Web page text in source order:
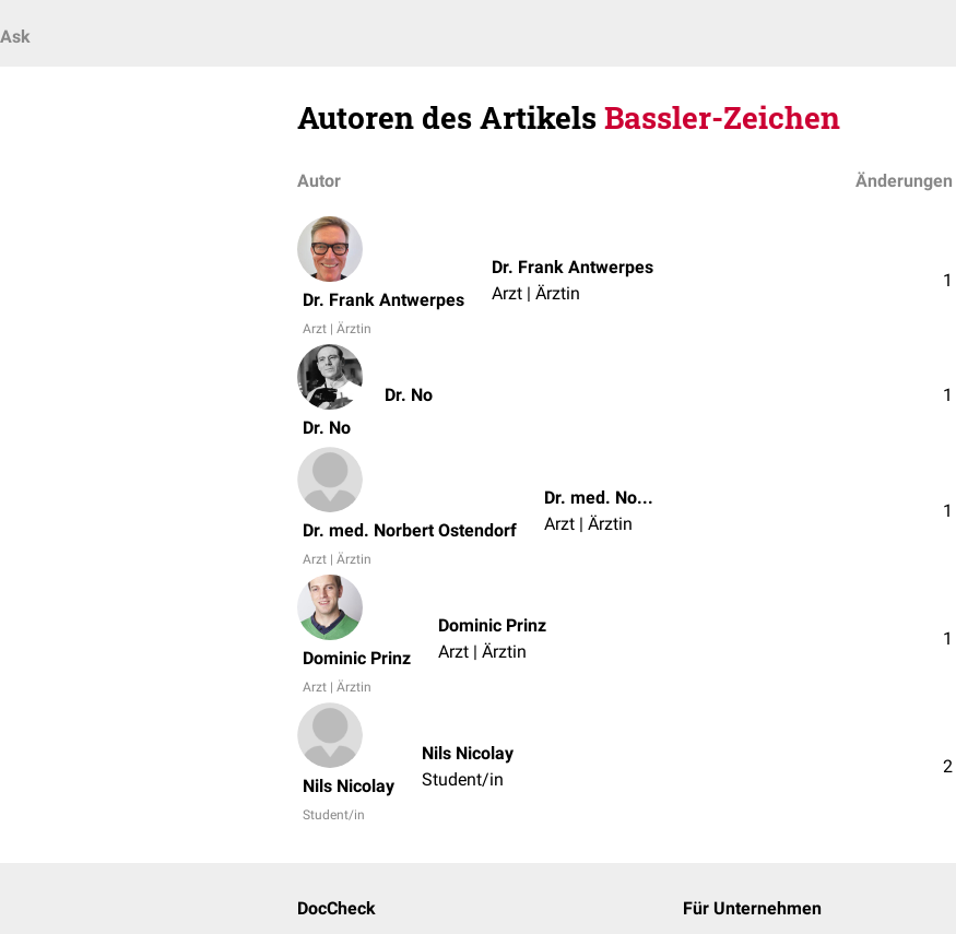
Ask
Autoren des ArtikelsBassler-Zeichen
Autor Änderungen
Dr. Frank Antwerpes
Arzt | Ärztin
Dr. Frank Antwerpes
Arzt | Ärztin
1
Dr. No
Dr. No 1
Dr. med. Norbert Ostendorf
Arzt | Ärztin
Dr. med. Norbert Ostendorf
Arzt | Ärztin
1
Dominic Prinz
Arzt | Ärztin
Dominic Prinz
Arzt | Ärztin
1
Nils Nicolay
Student/in
Nils Nicolay
Student/in
2
DocCheck Für Unternehmen